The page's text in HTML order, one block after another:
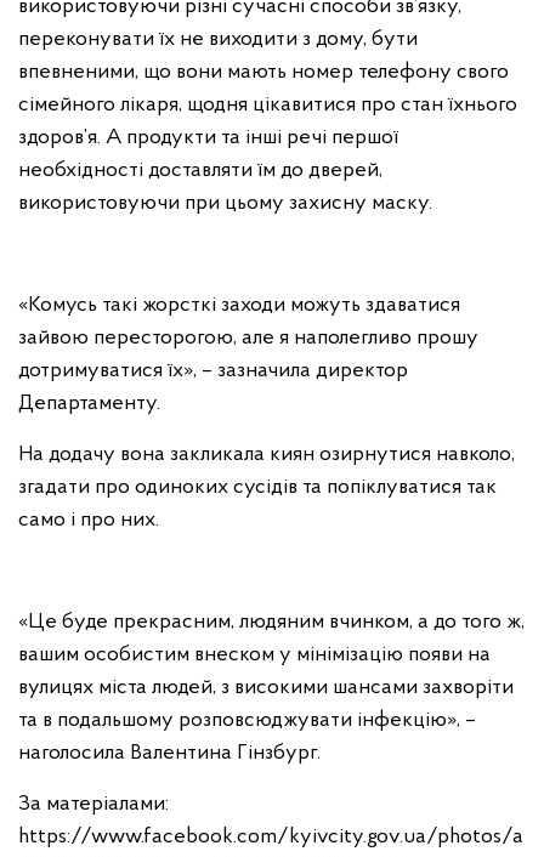
використовуючи різні сучасні способи зв’язку,
переконувати їх не виходити з дому, бути
впевненими, що вони мають номер телефону свого
сімейного лікаря, щодня цікавитися про стан їхнього
здоров’я. А продукти та інші речі першої
необхідності доставляти їм до дверей,
використовуючи при цьому захисну маску.
«Комусь такі жорсткі заходи можуть здаватися
зайвою пересторогою, але я наполегливо прошу
дотримуватися їх», – зазначила директор
Департаменту.
На додачу вона закликала киян озирнутися навколо,
згадати про одиноких сусідів та попіклуватися так
само і про них.
«Це буде прекрасним, людяним вчинком, а до того ж,
вашим особистим внеском у мінімізацію появи на
вулицях міста людей, з високими шансами захворіти
та в подальшому розповсюджувати інфекцію», –
наголосила Валентина Гінзбург.
За матеріалами:
https://www.facebook.com/kyivcity.gov.ua/photos/a